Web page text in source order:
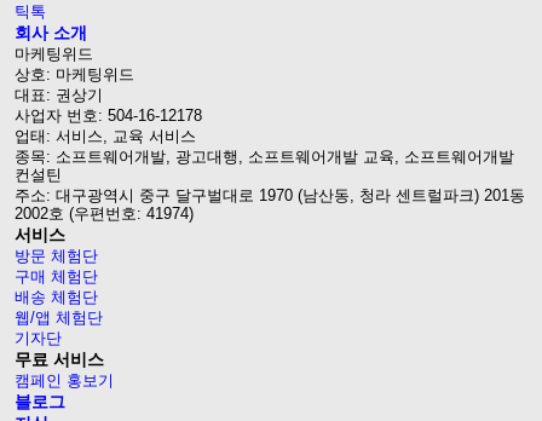
틱톡
회사 소개
마케팅위드
상호: 마케팅위드
대표: 권상기
사업자 번호: 504-16-12178
업태: 서비스, 교육 서비스
종목: 소프트웨어개발, 광고대행, 소프트웨어개발 교육, 소프트웨어개발
컨설틴
주소: 대구광역시 중구 달구벌대로 1970 (남산동, 청라 센트럴파크) 201동
2002호 (우편번호: 41974)
서비스
방문 체험단
구매 체험단
배송 체험단
웹/앱 체험단
기자단
무료 서비스
캠페인 홍보기
블로그